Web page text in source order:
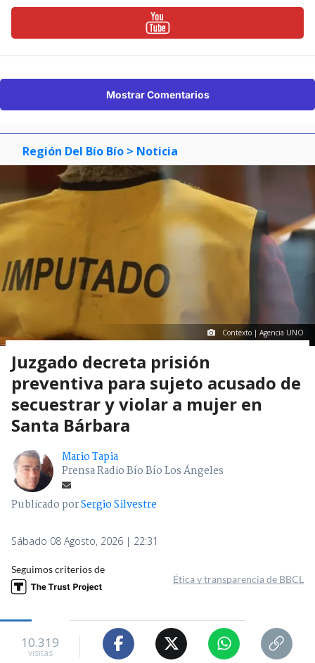
Mostrar Comentarios
Región Del Bío Bío > Noticia
Contexto | Agencia UNO
Juzgado decreta prisión
preventiva para sujeto acusado de
secuestrar y violar a mujer en
Santa Bárbara
Mario Tapia
Prensa Radio Bío Bío Los Ángeles
Publicado porSergio Silvestre
Sábado 08 Agosto, 2026 | 22:31
Seguimos criterios de
Ética y transparencia de BBCL
10.319
visitas